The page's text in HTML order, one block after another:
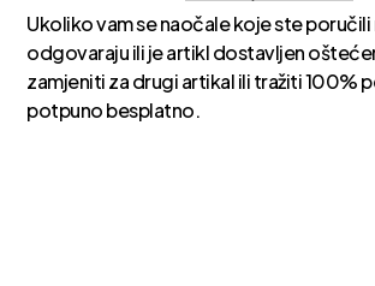
Ukoliko vam se naočale koje ste poručili
odgovaraju ili je artikl dostavljen
zamjeniti za drugi artikal ili tražiti 100%
potpuno besplatno.